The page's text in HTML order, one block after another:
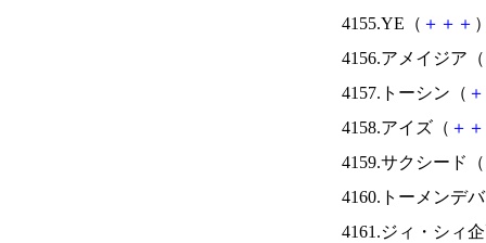
4155.YE（ ＋ ＋ ＋
4156.アメイジア（
4157.トーシン（ ＋
4158.アイズ（ ＋ ＋
4159.サクシード（
4160.トーメンデ
4161.ジィ・シィ